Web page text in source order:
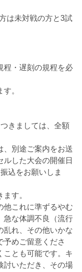
は未対戦の方と3試
程・遅刻の規程を必
。
きましては、全額
、別途ご案内をお送
ルした大会の開催日
込をお願いしま
す。
他これに準ずるやむ
急な体調不良（流行
乱れ、その他いかな
予めご留意くださ
ことも可能です。キ
討いただき、その場